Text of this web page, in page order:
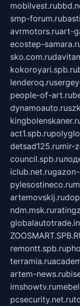
mobilvest.ru
smp-forum.ru
avrmotors.ruart-
ecostep-
sko.com.ru
kokoroyari.spb.ru
lenderoq.ru
people-of-art.ru
dynamoauto.ru
act1.spb.ru
detsad125.rumir-
council.spb.ru
iclub.net.ru
pylesostineco.ru
artemovskij.ru
ndm.msk.ru
remontt.spb.ru
terramia.ru
artem-news.ru
imshowtv.ru
pcsecurity.net.ru